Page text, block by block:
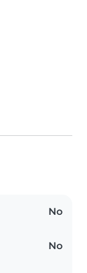
No
No